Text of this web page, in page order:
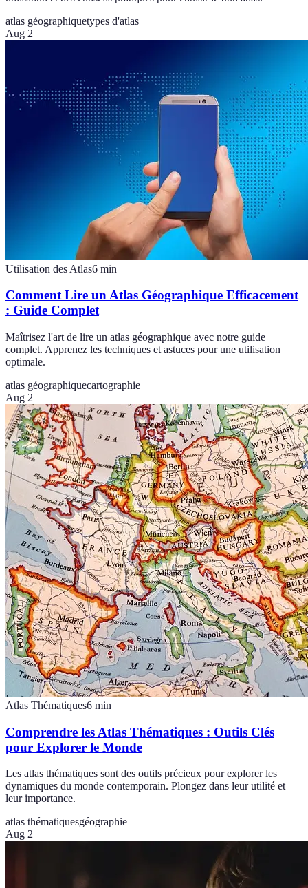
atlas géographiquetypes d'atlas
Aug 2
Utilisation des Atlas6 min
Comment Lire un Atlas Géographique Efficacement
: Guide Complet
Maîtrisez l'art de lire un atlas géographique avec notre guide
complet. Apprenez les techniques et astuces pour une utilisation
optimale.
atlas géographiquecartographie
Aug 2
Atlas Thématiques6 min
Comprendre les Atlas Thématiques : Outils Clés
pour Explorer le Monde
Les atlas thématiques sont des outils précieux pour explorer les
dynamiques du monde contemporain. Plongez dans leur utilité et
leur importance.
atlas thématiquesgéographie
Aug 2